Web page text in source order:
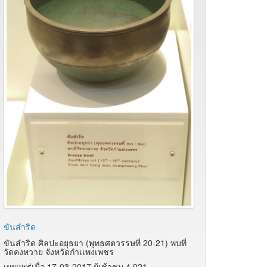
ขันสำริด
ขันสำริด ศิลปะอยุธยา (พุทธศตวรรษที่ 20-21) พบที่
วัดคงหวาย จังหวัดกำเเพงเพชร